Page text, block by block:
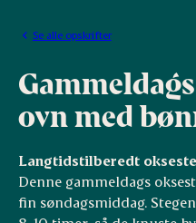
Se alle opskrifter
ovn med
Langtidstilberedt
Denne gammeldags
fin søndagsmiddag.